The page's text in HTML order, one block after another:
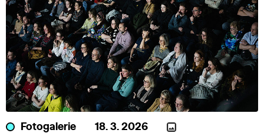
Fotogalerie 18. 3. 2026